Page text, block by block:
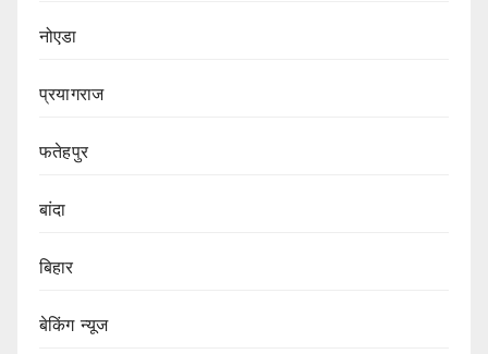
नोएडा
प्रयागराज
फतेहपुर
बांदा
बिहार
बेकिंग न्यूज